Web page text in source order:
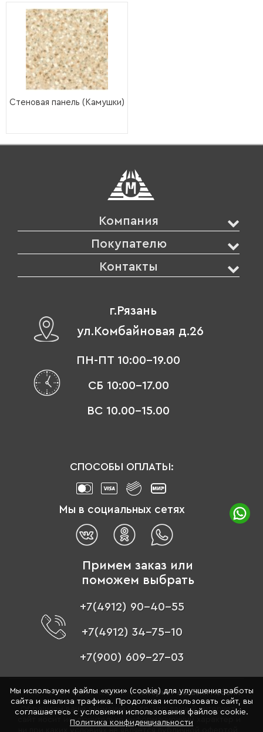
Стеновая панель (Камушки)
Компания
Покупателю
Контакты
г.Рязань
ул.Комбайновая д.26
ПН-ПТ 10:00-19.00
СБ 10:00-17.00
ВС 10.00-15.00
СПОСОБЫ ОПЛАТЫ:
Мы в социальных сетях
Примем заказ или
поможем выбрать
+7(4912) 90-40-55
+7(4912) 34-75-10
+7(900) 609-27-03
© 1996 - 2026 «Цвет мебели» –интернет-магазин мебели
Обращаем ваше внимание на то, что данный интернет-
сайт носит исключительно информационный характер и
Мы используем файлы «куки» (cookie) для улучшения работы
сайта и анализа трафика. Продолжая использовать сайт, вы
соглашаетесь с условиями использования файлов cookie.
Политика конфиденциальности